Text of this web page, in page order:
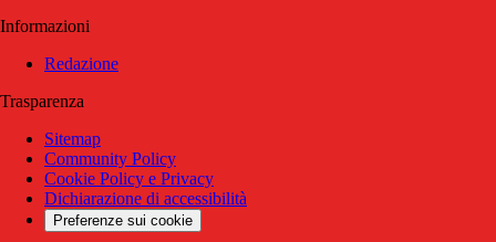
Informazioni
Redazione
Trasparenza
Sitemap
Community Policy
Cookie Policy e Privacy
Dichiarazione di accessibilità
Preferenze sui cookie